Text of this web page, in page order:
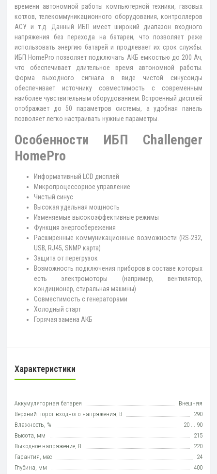
времени автономной работы компьютерной техники, газовых
котлов, телекоммуникационного оборудования, контроллеров
АСУ и т.д. Данный ИБП имеет широкий диапазон входного
напряжения без перехода на батареи, что позволяет реже
использовать энергию батарей и продлевает их срок службы.
ИБП HomePro позволяет подключать АКБ емкостью до 200 Ач,
что обеспечивает длительное время автономной работы.
Форма выходного сигнала в виде чистой синусоиды
обеспечивает источнику совместимость с современным
наиболее чувствительным оборудованием. Встроенный дисплей
отображает до 50 параметров системы, а удобная панель
позволяет легко настраивать нужные параметры.
Особенности ИБП Challenger
HomePro
Информативный LCD дисплей
Микропроцессорное управление
Чистый синус
Высокая удельная мощность
Изменяемые высокоэффективные режимы
Функция энергосбережения
Расширенные коммуникационные возможности (RS-232,
USB, RJ45, SNMP карта)
Защита от перегрузок
Возможность подключения приборов в составе которых
есть электромоторы (например, вентилятор,
кондиционер, стиральная машины)
Совместимость с генераторами
Холодный старт
Горячая замена АКБ
Характеристики
Аккумуляторная батарея
Внешняя
Верхний порог входного напряжения, В
290
Влажность, %
20 ... 90
Высота, мм
215
Выходное напряжение, В
220
Гарантия, мес
24
Глубина, мм
400